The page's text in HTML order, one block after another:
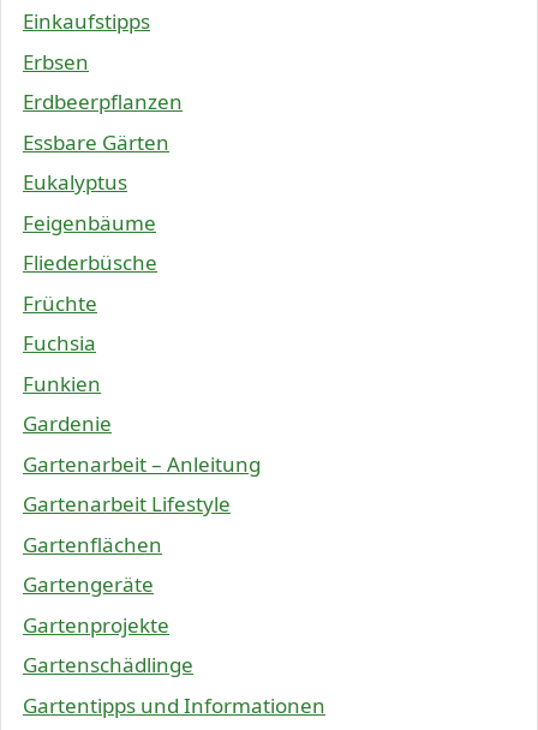
Einkaufstipps
Erbsen
Erdbeerpflanzen
Essbare Gärten
Eukalyptus
Feigenbäume
Fliederbüsche
Früchte
Fuchsia
Funkien
Gardenie
Gartenarbeit – Anleitung
Gartenarbeit Lifestyle
Gartenflächen
Gartengeräte
Gartenprojekte
Gartenschädlinge
Gartentipps und Informationen